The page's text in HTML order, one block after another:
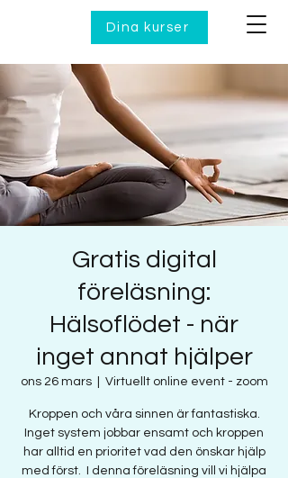
Dina kurser
Gratis digital
föreläsning:
Hälsoflödet - när
inget annat hjälper
ons 26 mars
  |
Virtuellt online event - zoom
Kroppen och våra sinnen är fantastiska.
Inget system jobbar ensamt och kroppen
har alltid en prioritet vad den önskar hjälp
med först. I denna föreläsning vill vi hjälpa